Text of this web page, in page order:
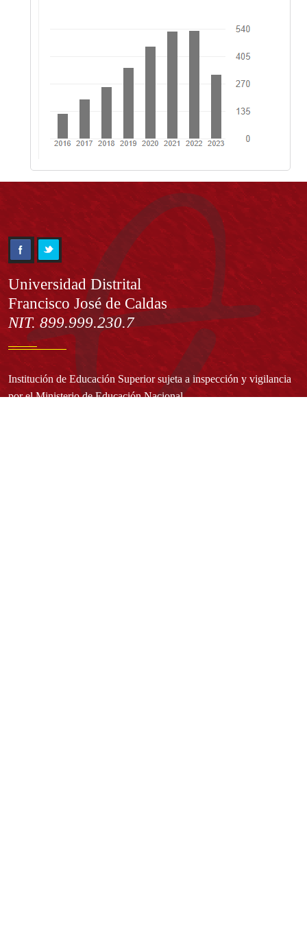
Información
Universidad Distrital
Francisco José de Caldas
NIT. 899.999.230.7
Institución de Educación Superior sujeta a inspección y vigilancia
por el Ministerio de Educación Nacional